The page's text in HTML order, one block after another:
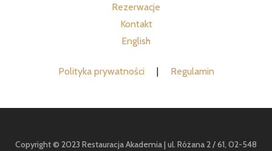
Rezerwacje
Kontakt
English
Polityka prywatności | Regulamin
Copyright © 2023 Restauracja Akademia | ul. Różana 2 / 61, 02-548